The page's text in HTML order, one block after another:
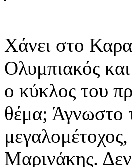
Χάνει στο
Ολυμπιακός
ο κύκλος του
θέμα; Άγνωστο
Μαρινάκης.